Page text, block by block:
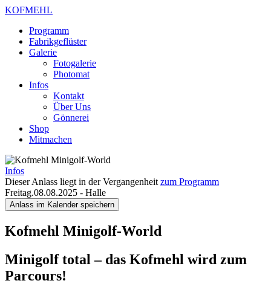
KOFMEHL
Programm
Fabrikgeflüster
Galerie
Fotogalerie
Photomat
Infos
Kontakt
Über Uns
Gönnerei
Shop
Mitmachen
Infos
Dieser Anlass liegt in der Vergangenheit zum Programm
Freitag.08.08.2025 - Halle
Anlass im Kalender speichern
Kofmehl Minigolf-World
Minigolf total – das Kofmehl wird zum
Parcours!